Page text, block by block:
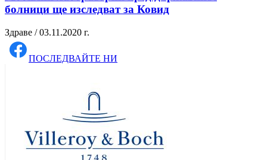
болници ще изследват за Ковид
Здраве / 03.11.2020 г.
ПОСЛЕДВАЙТЕ НИ